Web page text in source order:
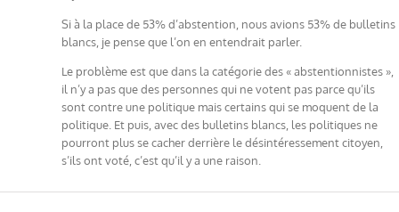
Si à la place de 53% d’abstention, nous avions 53% de bulletins
blancs, je pense que l’on en entendrait parler.
Le problème est que dans la catégorie des « abstentionnistes »,
il n’y a pas que des personnes qui ne votent pas parce qu’ils
sont contre une politique mais certains qui se moquent de la
politique. Et puis, avec des bulletins blancs, les politiques ne
pourront plus se cacher derrière le désintéressement citoyen,
s’ils ont voté, c’est qu’il y a une raison.